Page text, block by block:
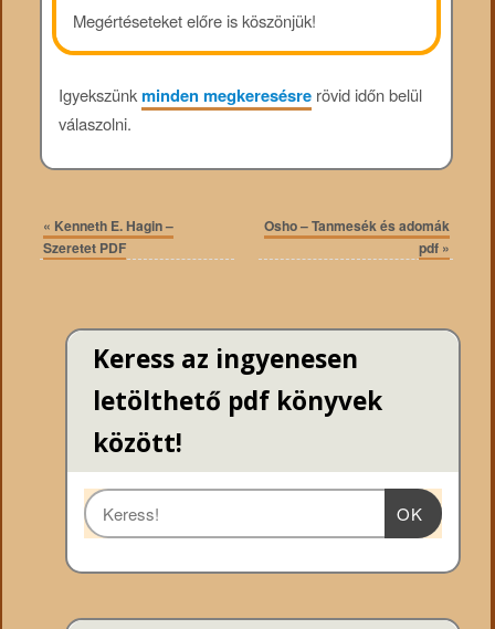
Megértéseteket előre is köszönjük!
Igyekszünkminden megkeresésrerövid időn belül
válaszolni.
« Kenneth E. Hagin –
Szeretet PDF
Osho – Tanmesék és adomák
pdf »
Keress az ingyenesen
letölthető pdf könyvek
között!
OK